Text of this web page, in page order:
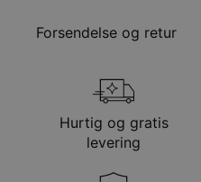
Kædetype
Vedhængsudmåling
Hypoallergenisk
Forsendelse og retur
forsendelsesmetode
Metode
Gratis levering
Hurtig og gratis
levering